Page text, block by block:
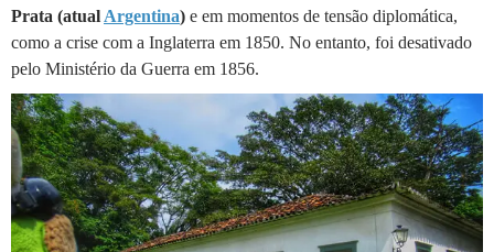
Prata (atual Argentina) e em momentos de tensão diplomática,
como a crise com a Inglaterra em 1850. No entanto, foi desativado
pelo Ministério da Guerra em 1856.